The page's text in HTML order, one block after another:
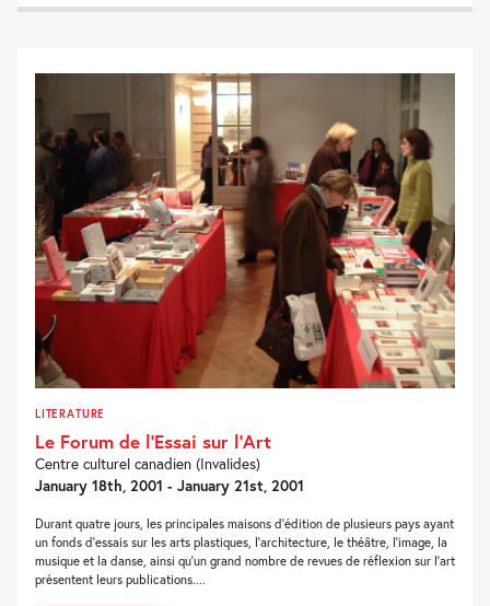
LITERATURE
Le Forum de l’Essai sur l’Art
Centre culturel canadien (Invalides)
January 18th, 2001 - January 21st, 2001
Durant quatre jours, les principales maisons d'édition de plusieurs pays ayant
un fonds d'essais sur les arts plastiques, l'architecture, le théâtre, l'image, la
musique et la danse, ainsi qu'un grand nombre de revues de réflexion sur l'art
présentent leurs publications....